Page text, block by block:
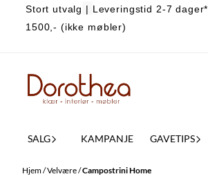
Hopp til innhold
Stort utvalg Leveringstid 2-7 dager*
1500,- (ikke møbler)
SALG KAMPANJE GAVETIPS
Hjem/Velvære/Campostrini Home